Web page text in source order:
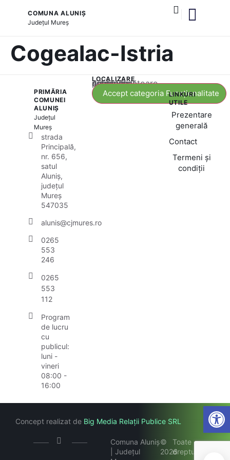
COMUNA ALUNIȘ
Județul Mureș
Cogealac-Istria
PRIMĂRIA
COMUNEI
ALUNIȘ
Județul
Mureș
strada
Principală,
nr. 656,
satul
Aluniș,
județul
Mureș
547035
alunis@cjmures.ro
0265
553
246
0265
553
112
Program
de lucru
cu
publicul:
luni -
vineri
08:00 -
16:00
LOCALIZARE
Acest conținut este blocat până când acceptați categoria corespunzătoare de cookie-uri.
Accept categoria Funcționalitate
LINKURI
UTILE
Prezentare
generală
Contact
Termeni și
condiții
Comuna Aluniș
| Județul
©
2026
Toate
drepturile
Concept realizat de Big Media Relații Publice SRL